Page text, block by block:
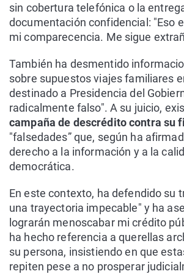
sin cobertura telefónica o la
documentación confidencial: "Eso
mi comparecencia. Me sigue
También ha desmentido
sobre supuestos viajes familiares
destinado a Presidencia del
radicalmente falso". A su juicio,
campaña de descrédito contra su
"falsedades” que, según ha
derecho a la información y a la
democrática.
En este contexto, ha defendido su
una trayectoria impecable" y ha
lograrán menoscabar mi crédito
ha hecho referencia a querellas
su persona, insistiendo en que
repiten pese a no prosperar